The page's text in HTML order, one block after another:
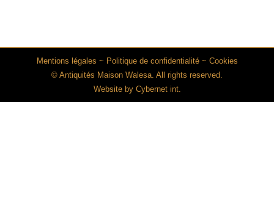
Mentions légales ~ Politique de confidentialité~ Cookies
© Antiquités Maison Walesa. All rights reserved.
Website by Cybernet int.